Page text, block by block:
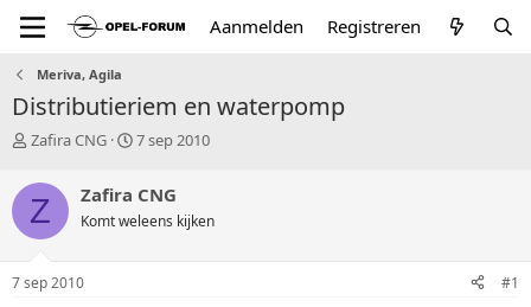
Aanmelden Registreren
Meriva, Agila
Distributieriem en waterpomp
T
p
i
c
s
a
Zafira CNG
S
r
t
a
7 sep 2010
Z Zafira CNG
Komt weleens kijken
7 sep 2010 #1